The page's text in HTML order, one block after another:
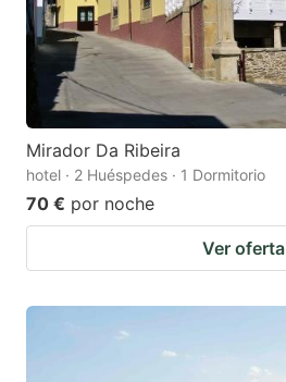
Mirador Da Ribeira
hotel · 2 Huéspedes · 1 Dormitorio
70 € por noche
Ver oferta